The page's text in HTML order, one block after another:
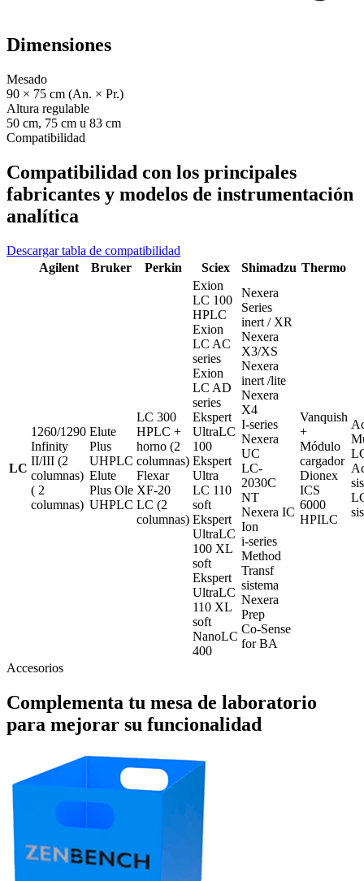
Dimensiones
Mesado
90 × 75 cm (An. × Pr.)
Altura regulable
50 cm, 75 cm u 83 cm
Compatibilidad
Compatibilidad con los principales
fabricantes y modelos de instrumentación
analítica
Descargar tabla de compatibilidad
Agilent
Bruker Perkin Sciex Shimadzu Thermo
LC
1260/1290
Infinity
II/III (2
columnas)
( 2
columnas)
Elute
Plus
UHPLC
Elute
Plus Ole
UHPLC
LC 300
HPLC +
horno (2
columnas)
Flexar
XF-20
LC (2
columnas)
Exion
LC 100
HPLC
Exion
LC AC
series
Exion
LC AD
series
Ekspert
UltraLC
100
Ekspert
Ultra
LC 110
soft
Ekspert
UltraLC
100 XL
soft
Ekspert
UltraLC
110 XL
soft
NanoLC
400
Nexera
Series
inert / XR
Nexera
X3/XS
Nexera
inert /lite
Nexera
X4
I-series
Nexera
UC
LC-
2030C
NT
Nexera IC
Ion
i-series
Method
Transf
sistema
Nexera
Prep
Co-Sense
for BA
Vanquish
+
Módulo
cargador
Dionex
ICS
6000
HPILC
Accesorios
Complementa tu mesa de laboratorio
para mejorar su funcionalidad